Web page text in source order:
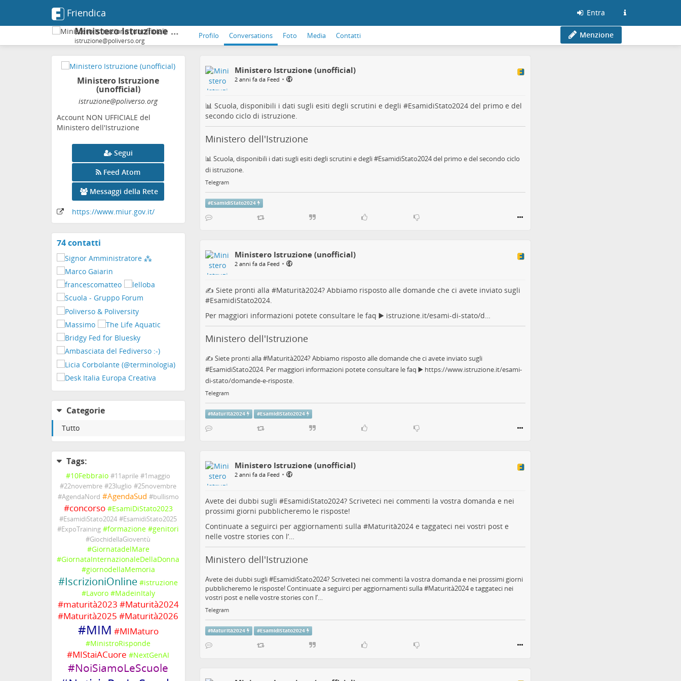
Friendica Entra
Ministero Istruzione (unofficial)
istruzione@poliverso.org
Profilo Conversations Foto Media Contatti Menzione
Ministero Istruzione
(unofficial)
istruzione@poliverso.org
Account NON UFFICIALE del
Ministero dell'Istruzione
Segui
Feed Atom
Messaggi della Rete
https://www.miur.gov.it/
74 contatti
contatti
Categorie
Tutto
Tags:
#10Febbraio #11aprile #1maggio
#22novembre #23luglio #25novembre
#AgendaNord #AgendaSud #bullismo
#concorso #EsamiDiStato2023
#EsamidiStato2024 #EsamidiStato2025
#ExpoTraining #formazione #genitori
#GiochidellaGioventù
#GiornatadelMare
#GiornataInternazionaleDellaDonna
#giornodellaMemoria
#IscrizioniOnline #istruzione
#Lavoro #MadeinItaly
#maturità2023 #Maturità2024
#Maturità2025 #Maturità2026
#MIM #MIMaturo
#MinistroRisponde
#MIStaiACuore #NextGenAI
#NoiSiamoLeScuole
Ministero Istruzione (unofficial)
2 anni fa da Feed •
📊 Scuola, disponibili i dati sugli esiti degli scrutini e degli #EsamidiStato2024del primo e del
secondo ciclo di istruzione.
Ministero dell'Istruzione
📊 Scuola, disponibili i dati sugli esiti degli scrutini e degli #EsamidiStato2024 del primo e del secondo ciclo
di istruzione.
Telegram
#EsamidiStato2024
Ministero Istruzione (unofficial)
2 anni fa da Feed •
✍️ Siete pronti alla #Maturità2024? Abbiamo risposto alle domande che ci avete inviato sugli
#EsamidiStato2024.
Per maggiori informazioni potete consultare le faq ▶️ istruzione.it/esami-di-stato/d…
Ministero dell'Istruzione
✍️ Siete pronti alla #Maturità2024? Abbiamo risposto alle domande che ci avete inviato sugli
#EsamidiStato2024. Per maggiori informazioni potete consultare le faq ▶️ https://www.istruzione.it/esami-
di-stato/domande-e-risposte.
Telegram
#Maturità2024 #EsamidiStato2024
Ministero Istruzione (unofficial)
2 anni fa da Feed •
Avete dei dubbi sugli #EsamidiStato2024? Scriveteci nei commenti la vostra domanda e nei
prossimi giorni pubblicheremo le risposte!
Continuate a seguirci per aggiornamenti sulla #Maturità2024e taggateci nei vostri post e
nelle vostre stories con l’…
Ministero dell'Istruzione
Avete dei dubbi sugli #EsamidiStato2024? Scriveteci nei commenti la vostra domanda e nei prossimi giorni
pubblicheremo le risposte! Continuate a seguirci per aggiornamenti sulla #Maturità2024 e taggateci nei
vostri post e nelle vostre stories con l’…
Telegram
#Maturità2024 #EsamidiStato2024